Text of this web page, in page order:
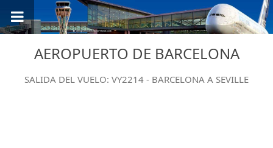
AEROPUERTO DE BARCELONA
SALIDA DEL VUELO: VY2214 - BARCELONA A SEVILLE